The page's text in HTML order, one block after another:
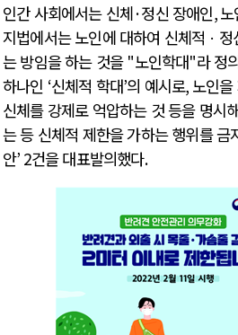
인간 사회에서는 신체·정신 장애인,
지법에서는 노인에 대하여 신체적ㆍ
는 방임을 하는 것을 "노인학대"라 정
하나인 ‘신체적 학대’의 예시로, 노인
신체를 강제로 억압하는 것 등을 명시
는 등 신체적 제한을 가하는 행위를 금
안’ 2건을 대표발의했다.